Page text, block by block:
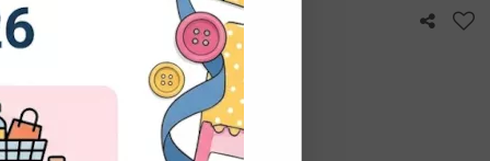
Slim 2 squares
avis !
non
Vous
à droite